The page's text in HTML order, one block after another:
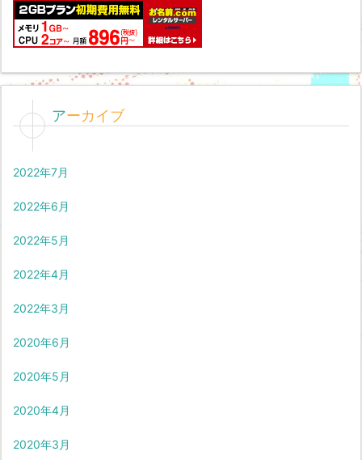
アーカイブ
2022年7月
2022年6月
2022年5月
2022年4月
2022年3月
2020年6月
2020年5月
2020年4月
2020年3月